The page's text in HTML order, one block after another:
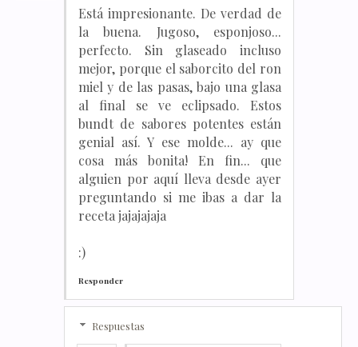
Está impresionante. De verdad de
la buena. Jugoso, esponjoso...
perfecto. Sin glaseado incluso
mejor, porque el saborcito del ron
miel y de las pasas, bajo una glasa
al final se ve eclipsado. Estos
bundt de sabores potentes están
genial así. Y ese molde... ay que
cosa más bonita! En fin... que
alguien por aquí lleva desde ayer
preguntando si me ibas a dar la
receta jajajajaja
:)
Responder
Respuestas